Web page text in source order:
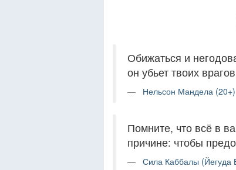
Обижаться и
он убьет твоих
Нельсон Мандела (20+)
Помните, что всё в
причине: чтобы
Сила Каббалы (Йегуда